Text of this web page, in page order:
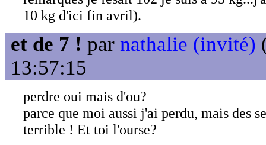
10 kg d'ici fin avril).
et de 7 ! par nathalie (invité)
13:57:15
perdre oui mais d'ou?
parce que moi aussi j'ai perdu, mais des
terrible ! Et toi l'ourse?